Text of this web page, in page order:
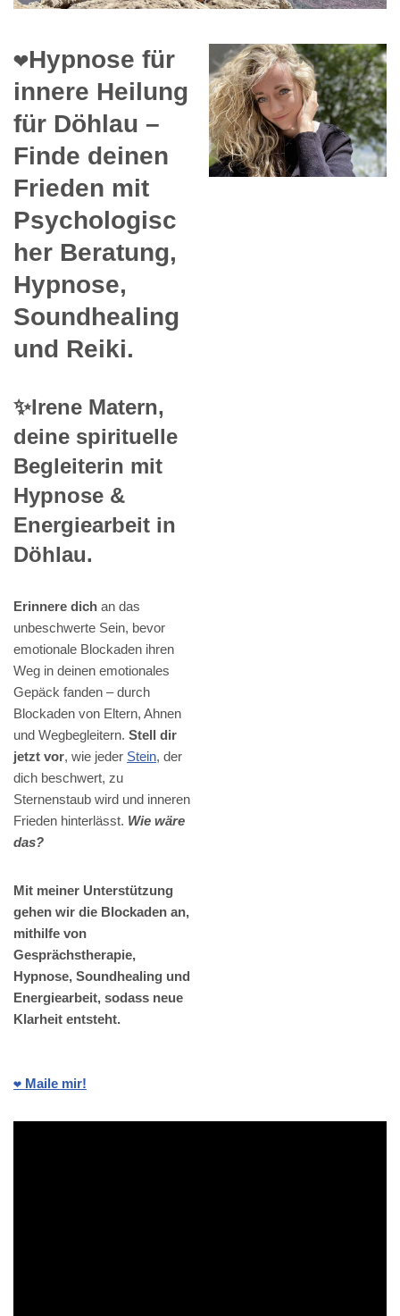
❤️Hypnose für
innere Heilung
für Döhlau –
Finde deinen
Frieden mit
Psychologisc
her Beratung,
Hypnose,
Soundhealing
und Reiki.
✨Irene Matern,
deine spirituelle
Begleiterin mit
Hypnose &
Energiearbeit in
Döhlau.
Erinnere dich an das
unbeschwerte Sein, bevor
emotionale Blockaden ihren
Weg in deinen emotionales
Gepäck fanden – durch
Blockaden von Eltern, Ahnen
und Wegbegleitern. Stell dir
jetzt vor, wie jeder Stein, der
dich beschwert, zu
Sternenstaub wird und inneren
Frieden hinterlässt. Wie wäre
das?
Mit meiner Unterstützung
gehen wir die Blockaden an,
mithilfe von
Gesprächstherapie,
Hypnose, Soundhealing und
Energiearbeit, sodass neue
Klarheit entsteht.
❤️ Maile mir!